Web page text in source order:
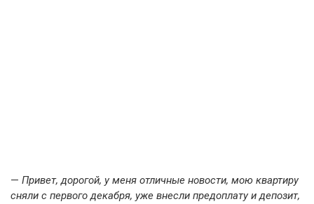
— Привет, дорогой, у меня отличные новости, мою квартиру
сняли с первого декабря, уже внесли предоплату и депозит,